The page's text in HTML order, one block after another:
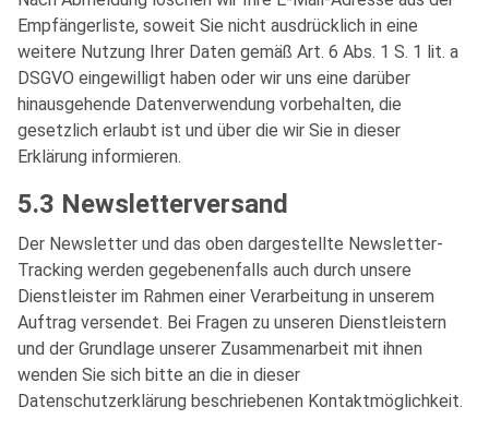
Empfängerliste, soweit Sie nicht ausdrücklich in eine
weitere Nutzung Ihrer Daten gemäß Art. 6 Abs. 1 S. 1 lit. a
DSGVO eingewilligt haben oder wir uns eine darüber
hinausgehende Datenverwendung vorbehalten, die
gesetzlich erlaubt ist und über die wir Sie in dieser
Erklärung informieren.
5.3 Newsletterversand
Der Newsletter und das oben dargestellte Newsletter-
Tracking werden gegebenenfalls auch durch unsere
Dienstleister im Rahmen einer Verarbeitung in unserem
Auftrag versendet. Bei Fragen zu unseren Dienstleistern
und der Grundlage unserer Zusammenarbeit mit ihnen
wenden Sie sich bitte an die in dieser
Datenschutzerklärung beschriebenen Kontaktmöglichkeit.